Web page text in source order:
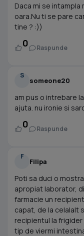
Daca mi se intampla
oara.Nu ti se pare
tine ? :))
0 Raspunde
S
someone20
am pus o intrebare
ajuta. nu ironie si
0 Raspunde
F
Filipa
Poti sa duci o
apropiat laborator,
farmacie un
capat, de la celalalt
recipientul la frigider
tip de viermi